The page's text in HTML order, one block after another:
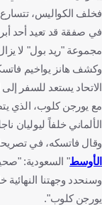
جوليان ناجلسمان
الولايات المتحدة
كرة قدم
فخلف الكواليس، تتسارع
في صفقة قد تعيد أحد
مجموعة "ريد بول" لا يزال
وكشف هانز يواخيم
الاتحاد يستعد للسفر إلى
مع يورجن كلوب، الذي
الألماني خلفاً ليوليان
وقال فاتسكه، في
الأوسط" السعودية:
وسنحدد وجهتنا النهائية
يورجن كلوب".